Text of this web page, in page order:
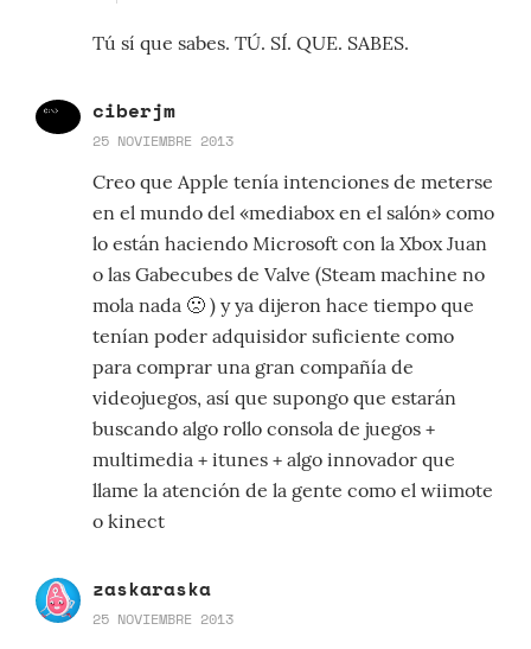
Tú sí que sabes. TÚ. SÍ. QUE. SABES.
ciberjm
25 NOVIEMBRE 2013
Creo que Apple tenía intenciones de meterse
en el mundo del «mediabox en el salón» como
lo están haciendo Microsoft con la Xbox Juan
o las Gabecubes de Valve (Steam machine no
mola nada 🙁 ) y ya dijeron hace tiempo que
tenían poder adquisidor suficiente como
para comprar una gran compañía de
videojuegos, así que supongo que estarán
buscando algo rollo consola de juegos +
multimedia + itunes + algo innovador que
llame la atención de la gente como el wiimote
o kinect
zaskaraska
25 NOVIEMBRE 2013